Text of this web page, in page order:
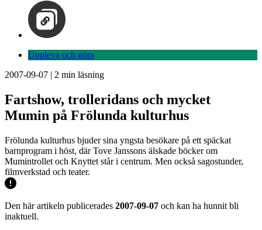
Uppleva och göra
2007-09-07 | 2 min läsning
Fartshow, trolleridans och mycket
Mumin på Frölunda kulturhus
Frölunda kulturhus bjuder sina yngsta besökare på ett späckat
barnprogram i höst, där Tove Janssons älskade böcker om
Mumintrollet och Knyttet står i centrum. Men också sagostunder,
filmverkstad och teater.
Den här artikeln publicerades 2007-09-07 och kan ha hunnit bli
inaktuell.